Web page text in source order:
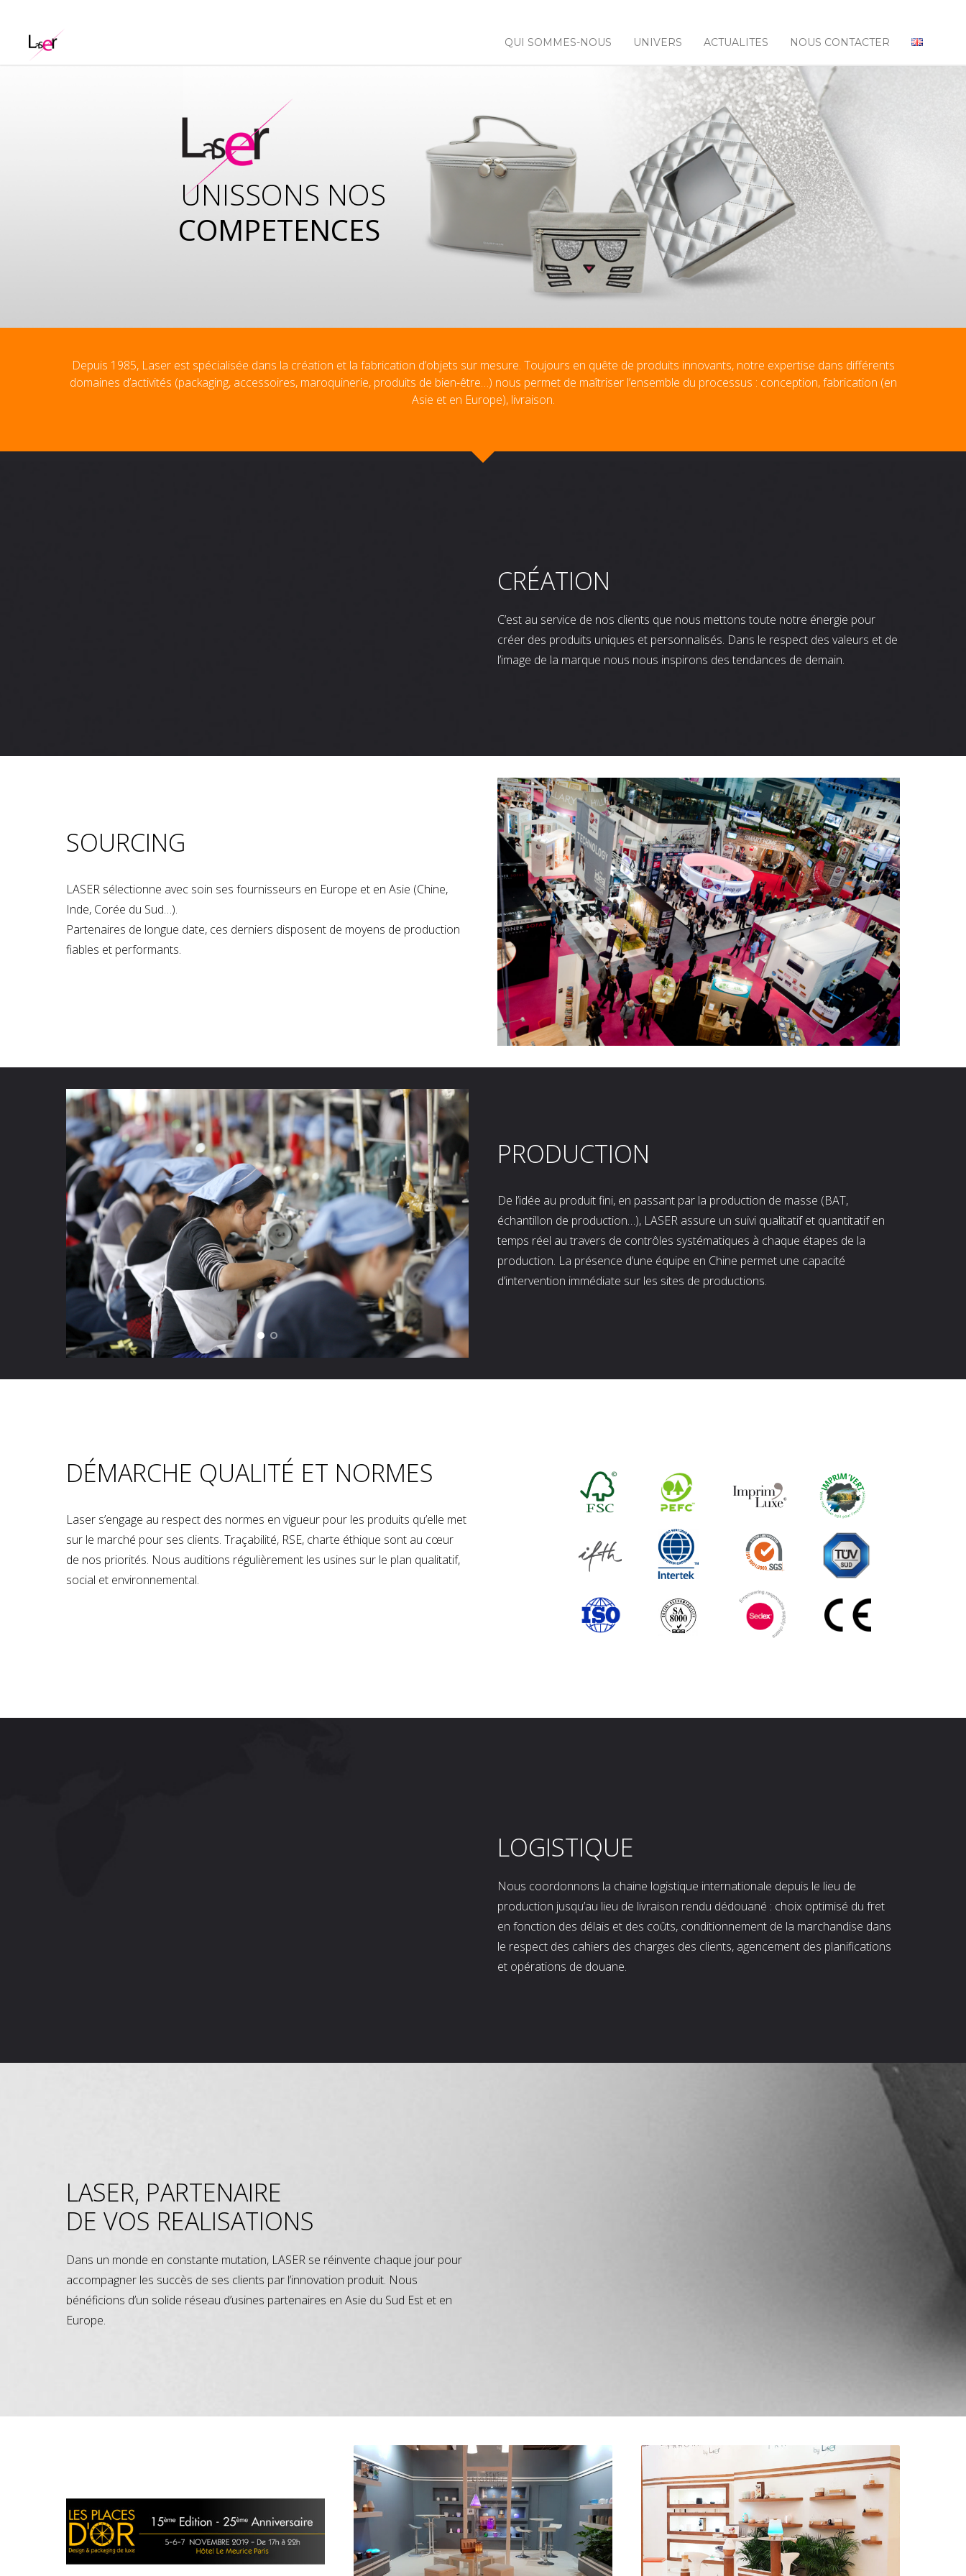
QUI SOMMES-NOUS UNIVERS ACTUALITES NOUS CONTACTER
COMPETENCES
UNISSONS NOS
Depuis 1985, Laser est spécialisée dans la création et la fabrication d’objets sur mesure. Toujours en quête de produits innovants, notre expertise dans différents
domaines d’activités (packaging, accessoires, maroquinerie, produits de bien-être…) nous permet de maîtriser l’ensemble du processus : conception, fabrication (en
Asie et en Europe), livraison.
CRÉATION
C’est au service de nos clients que nous mettons toute notre énergie pour
créer des produits uniques et personnalisés. Dans le respect des valeurs et de
l’image de la marque nous nous inspirons des tendances de demain.
SOURCING
LASER sélectionne avec soin ses fournisseurs en Europe et en Asie (Chine,
Inde, Corée du Sud…).
Partenaires de longue date, ces derniers disposent de moyens de production
fiables et performants.
PRODUCTION
De l’idée au produit fini, en passant par la production de masse (BAT,
échantillon de production…), LASER assure un suivi qualitatif et quantitatif en
temps réel au travers de contrôles systématiques à chaque étapes de la
production. La présence d’une équipe en Chine permet une capacité
d’intervention immédiate sur les sites de productions.
DÉMARCHE QUALITÉ ET NORMES
Laser s’engage au respect des normes en vigueur pour les produits qu’elle met
sur le marché pour ses clients. Traçabilité, RSE, charte éthique sont au cœur
de nos priorités. Nous auditions régulièrement les usines sur le plan qualitatif,
social et environnemental.
LOGISTIQUE
Nous coordonnons la chaine logistique internationale depuis le lieu de
production jusqu’au lieu de livraison rendu dédouané : choix optimisé du fret
en fonction des délais et des coûts, conditionnement de la marchandise dans
le respect des cahiers des charges des clients, agencement des planifications
et opérations de douane.
LASER, PARTENAIRE
DE VOS REALISATIONS
Dans un monde en constante mutation, LASER se réinvente chaque jour pour
accompagner les succès de ses clients par l’innovation produit. Nous
bénéficions d’un solide réseau d’usines partenaires en Asie du Sud Est et en
Europe.